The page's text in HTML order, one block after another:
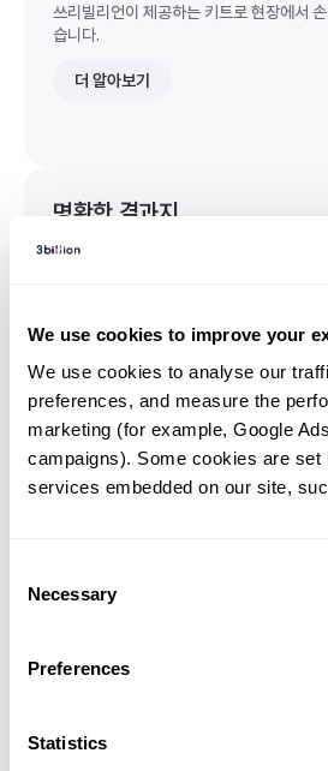
We use cookies to improve your
We use cookies to analyse our
preferences, and measure the
marketing (for example, Google
campaigns). Some cookies are set
services embedded on our site,
Selection
Necessary
Preferences
Statistics
쓰리빌리언이 제공하는 키트로 현장에서
습니다.
더 알아보기
명확한 결과지
임상유전학팀과 소통
궁금한 점을 임상유전학팀과 직접 논의 할
문의하기
미진단된 경우에 재분석을 통해 후속 케어
최신 유전학 정보 제공
블로그와 뉴스레터를 통해 최신 유전학 정